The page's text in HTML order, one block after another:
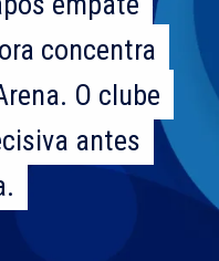
concentra
O clube
antes
concentra
O clube
antes